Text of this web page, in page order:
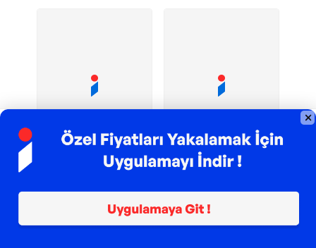
TROY ile 200 TL İndirim
Hava Temizleme
TROY ile 200 TL İndirim
Samsung
Hava Temizleyici